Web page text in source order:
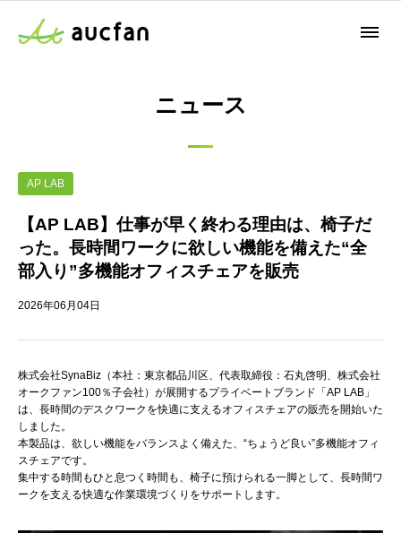
ニュース
AP LAB
【AP LAB】仕事が早く終わる理由は、椅子だ
った。長時間ワークに欲しい機能を備えた“全
部入り”多機能オフィスチェアを販売
2026年06月04日
株式会社SynaBiz（本社：東京都品川区、代表取締役：石丸啓明、株式会社
オークファン100％子会社）が展開するプライベートブランド「AP LAB」
は、長時間のデスクワークを快適に支えるオフィスチェアの販売を開始いた
しました。
本製品は、欲しい機能をバランスよく備えた、“ちょうど良い”多機能オフィ
スチェアです。
集中する時間もひと息つく時間も、椅子に預けられる一脚として、長時間ワ
ークを支える快適な作業環境づくりをサポートします。